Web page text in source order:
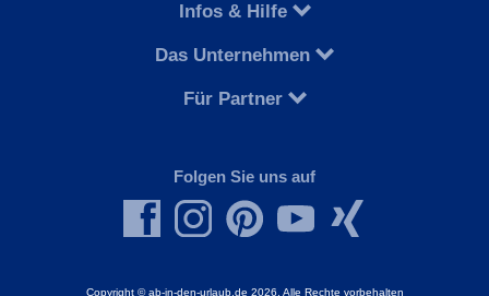
Infos & Hilfe
Das Unternehmen
Für Partner
Folgen Sie uns auf
Copyright © ab-in-den-urlaub.de 2026. Alle Rechte vorbehalten